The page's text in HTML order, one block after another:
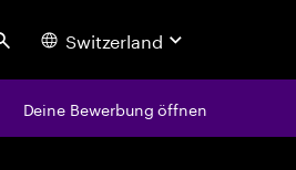
Search Switzerland
Deine Bewerbung öffnen